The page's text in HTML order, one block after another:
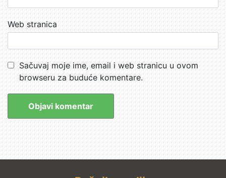
Web stranica
Sačuvaj moje ime, email i web stranicu u ovom
browseru za buduće komentare.